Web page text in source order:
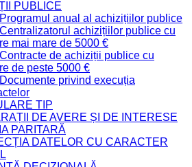
PUBLICE
anual al achizițiilor publice
achizițiilor publice cu
mai mare de 5000 €
de achiziții publice cu
de peste 5000 €
privind execuția
TIP
DE AVERE ȘI DE INTERESE
PARITARĂ
DATELOR CU CARACTER